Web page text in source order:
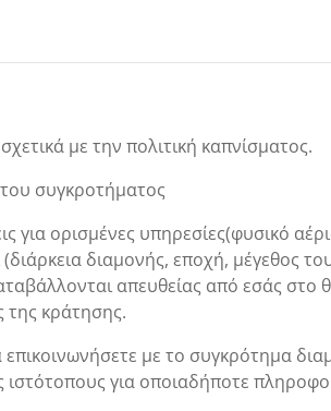
με την πολιτική καπνίσματος.
συγκροτήματος
για ορισμένες υπηρεσίες(φυσικό
διαμονής, εποχή, μέγεθος
απευθείας από εσάς στο
της κράτησης.
επικοινωνήσετε με το συγκρότημα
ιστότοπους για οποιαδήποτε